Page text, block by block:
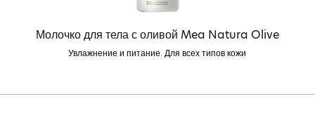
Молочко для тела с оливой Mea Natura Olive
Увлажнение и питание. Для всех типов кожи